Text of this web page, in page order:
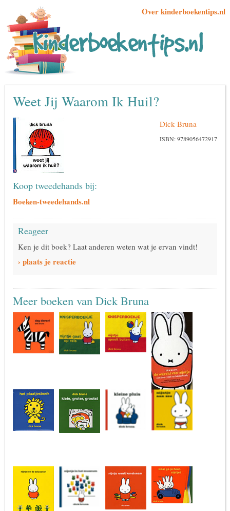
Over kinderboekentips.nl
Weet Jij Waarom Ik Huil?
Dick Bruna
ISBN: 9789056472917
Koop tweedehands bij:
Boeken-tweedehands.nl
Reageer
Ken je dit boek? Laat anderen weten wat je ervan vindt!
› plaats je reactie
Meer boeken van Dick Bruna